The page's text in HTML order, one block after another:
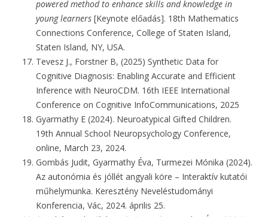
powered method to enhance skills and knowledge in
young learners [Keynote előadás]. 18th Mathematics
Connections Conference, College of Staten Island,
Staten Island, NY, USA.
Tevesz J., Forstner B, (2025) Synthetic Data for
Cognitive Diagnosis: Enabling Accurate and Efficient
Inference with NeuroCDM. 16th IEEE International
Conference on Cognitive InfoCommunications, 2025
Gyarmathy E (2024). Neuroatypical Gifted Children.
19th Annual School Neuropsychology Conference,
online, March 23, 2024.
Gombás Judit, Gyarmathy Éva, Turmezei Mónika (2024).
Az autonómia és jóllét angyali köre – Interaktív kutatói
műhelymunka. Keresztény Neveléstudományi
Konferencia, Vác, 2024. április 25.